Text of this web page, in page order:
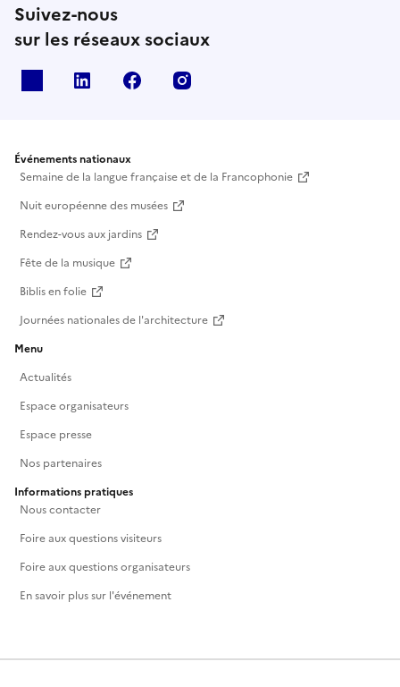
Suivez-nous
sur les réseaux sociaux
Linkedin Facebook
Événements nationaux
Semaine de la langue française et de la Francophonie
Nuit européenne des musées
Rendez-vous aux jardins
Fête de la musique
Biblis en folie
Journées nationales de l'architecture
Menu
Actualités
Espace organisateurs
Espace presse
Nos partenaires
Informations pratiques
Nous contacter
Foire aux questions visiteurs
Foire aux questions organisateurs
En savoir plus sur l'événement